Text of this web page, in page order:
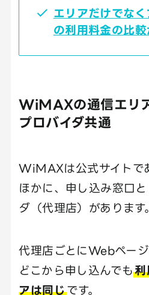
エリアだけでなく
の利用料金の比
WiMAXの通信エリ
プロバイダ共通
WiMAXは公式サイト
ほかに、申し込み窓口
ダ（代理店）があります。
代理店ごとにWebページ
どこから申し込んでも利
アは同じです。